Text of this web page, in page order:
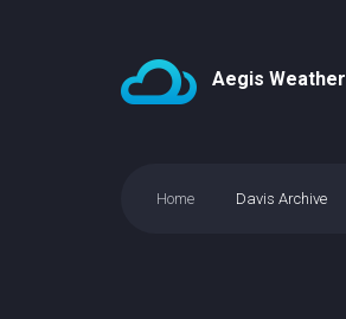
Aegis Weather
Home Davis Archive